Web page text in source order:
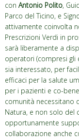
con Antonio Polito,
Parco del Ticino, e
attivamente coinvolta
Prescrizioni Verdi in
sarà liberamente a
operatori (compresi gli
sia interessato, per
efficaci per la salute
per i pazienti e co-
comunità necessitano
Natura, e non solo del
opportunamente
collaborazione anche